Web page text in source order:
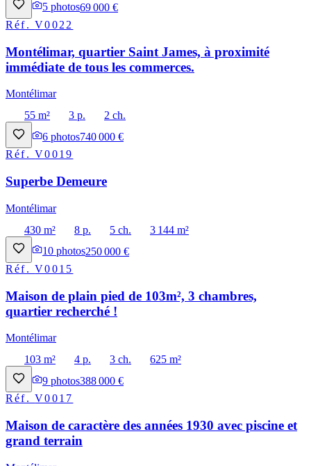
5 photos69 000 €
Réf.V0022
Montélimar, quartier Saint James, à proximité
immédiate de tous les commerces.
Montélimar
55 m²
3 p.
2 ch.
6 photos740 000 €
Réf.V0019
Superbe Demeure
Montélimar
430 m²
8 p. 5 ch.
3 144 m²
10 photos250 000 €
Réf.V0015
Maison de plain pied de 103m², 3 chambres,
quartier recherché !
Montélimar
103 m²
4 p. 3 ch.
625 m²
9 photos388 000 €
Réf.V0017
Maison de caractère des années 1930 avec piscine et
grand terrain